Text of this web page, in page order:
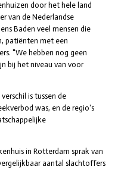
door het hele land
van de Nederlandse
Baden veel mensen die
patiënten met een
"We hebben nog geen
bij het niveau van voor
is tussen de
was, en de regio's
in Rotterdam sprak van
aantal slachtoffers